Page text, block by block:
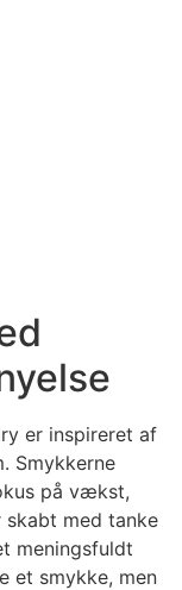
er inspireret af
Smykkerne
på vækst,
med tanke
meningsfuldt
et smykke, men